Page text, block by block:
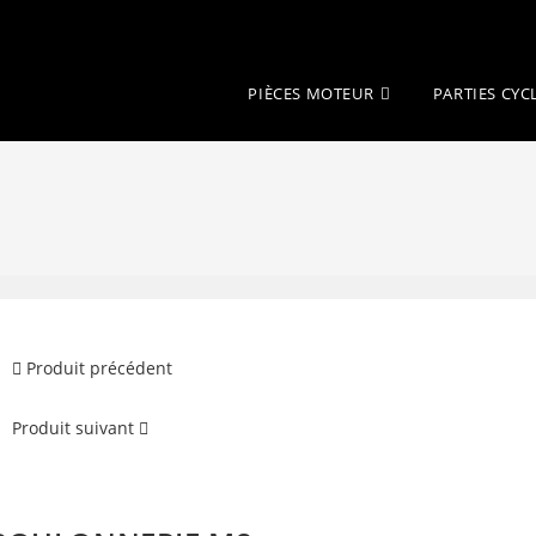
PIÈCES MOTEUR PARTIES
Produit précédent
Produit suivant